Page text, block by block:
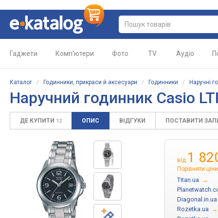
Гаджети Комп'ютери Фото TV Аудіо
Каталог / Годинники, прикраси й аксесуари / Годинники / Наручні
Наручний годинник Casio
ДЕ КУПИТИ 12 ОПИС ВІДГУКИ ПОСТАВИТИ
від 1
Порівняти ціни
Titan.ua →
Diagonal.in.ua
Rozetka.ua →